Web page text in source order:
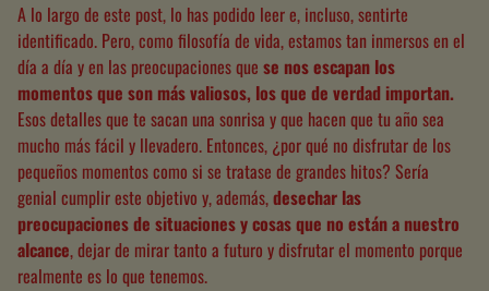
A lo largo de este post, lo has podido leer e, incluso, sentirte
identificado. Pero, como filosofía de vida, estamos tan inmersos en el
día a día y en las preocupaciones que se nos escapan los
momentos que son más valiosos, los que de verdad importan.
Esos detalles que te sacan una sonrisa y que hacen que tu año sea
mucho más fácil y llevadero. Entonces, ¿por qué no disfrutar de los
pequeños momentos como si se tratase de grandes hitos? Sería
genial cumplir este objetivo y, además,desechar las
preocupaciones de situaciones y cosas que no están a nuestro
alcance, dejar de mirar tanto a futuro y disfrutar el momento porque
realmente es lo que tenemos.